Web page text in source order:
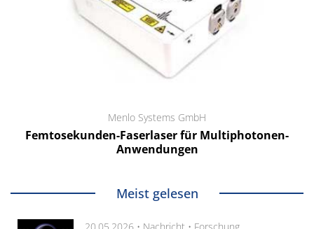
Menlo Systems GmbH
Femtosekunden-Faserlaser für Multiphotonen-
Anwendungen
Meist gelesen